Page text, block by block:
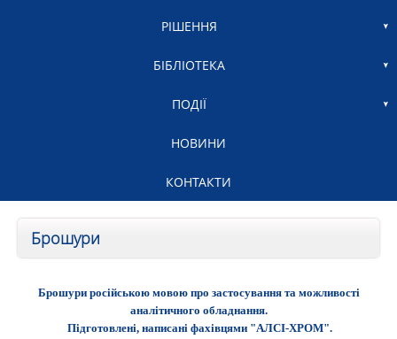
РІШЕННЯ
БІБЛІОТЕКА
ПОДІЇ
НОВИНИ
КОНТАКТИ
Брошури
Брошури російською мовою про застосування та можливості
аналітичного обладнання.
Підготовлені, написані фахівцями "АЛСІ-ХРОМ".